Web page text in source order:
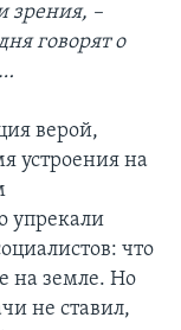
зрения, –
говорят о
верой,
устроения на
упрекали
что
на земле. Но
не ставил,